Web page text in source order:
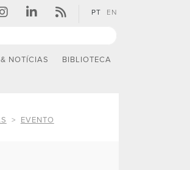
PT EN
NOTÍCIAS BIBLIOTECA
EVENTO